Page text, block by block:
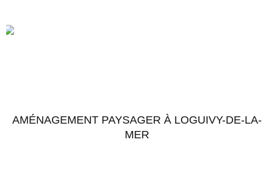
AMÉNAGEMENT PAYSAGER À LOGUIVY-DE-LA-
MER